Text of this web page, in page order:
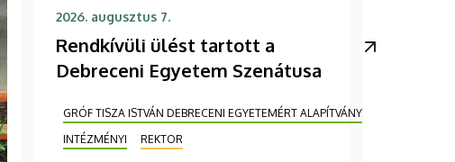
2026. augusztus 7.
Rendkívüli ülést tartott a
Debreceni Egyetem Szenátusa
GRÓF TISZA ISTVÁN DEBRECENI EGYETEMÉRT ALAPÍTVÁNY
INTÉZMÉNYI
REKTOR